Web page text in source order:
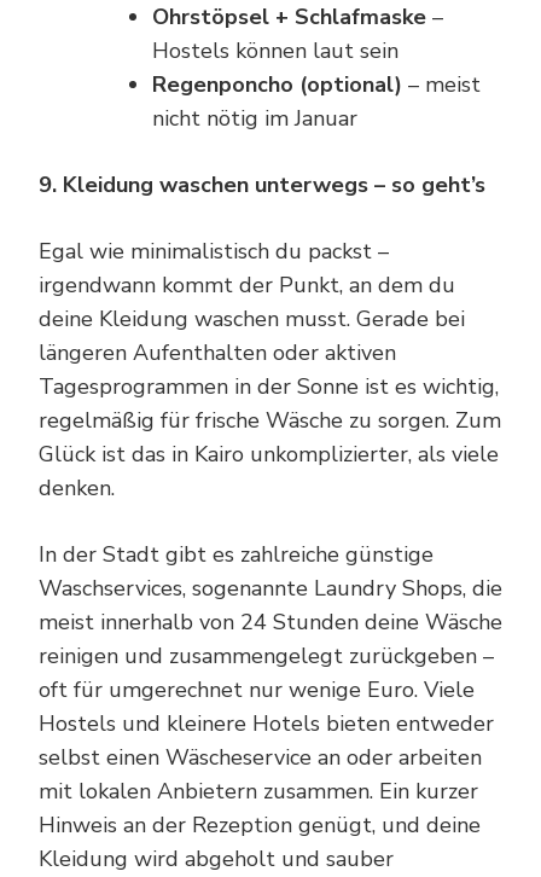
Ohrstöpsel + Schlafmaske –
Hostels können laut sein
Regenponcho (optional) – meist
nicht nötig im Januar
9. Kleidung waschen unterwegs – so geht’s
Egal wie minimalistisch du packst –
irgendwann kommt der Punkt, an dem du
deine Kleidung waschen musst. Gerade bei
längeren Aufenthalten oder aktiven
Tagesprogrammen in der Sonne ist es wichtig,
regelmäßig für frische Wäsche zu sorgen. Zum
Glück ist das in Kairo unkomplizierter, als viele
denken.
In der Stadt gibt es zahlreiche günstige
Waschservices, sogenannte Laundry Shops, die
meist innerhalb von 24 Stunden deine Wäsche
reinigen und zusammengelegt zurückgeben –
oft für umgerechnet nur wenige Euro. Viele
Hostels und kleinere Hotels bieten entweder
selbst einen Wäscheservice an oder arbeiten
mit lokalen Anbietern zusammen. Ein kurzer
Hinweis an der Rezeption genügt, und deine
Kleidung wird abgeholt und sauber